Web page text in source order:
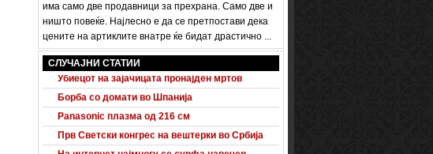
има само две продавници за прехрана. Само две и
ништо повеќе. Најлесно е да се претпостави дека
цените на артиклите внатре ќе бидат драстично ...
СЛУЧАЈНИ СТАТИИ
Audi A5 Sportback потполно разоткриен
Македонско - турски бизнис форум
Убиецот на зајачицата пронајден мртов
Борба со домати во Шпанија
Panasonic плазма од 216 см
Прв Светски конгрес на вештерки во Србија
На интернет најмногу се сурфа навечер